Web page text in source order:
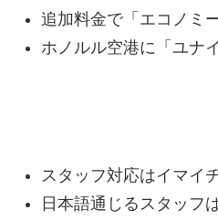
追加料金で「エコノミ
ホノルル空港に「ユナ
スタッフ対応はイマイチ
日本語通じるスタッフ